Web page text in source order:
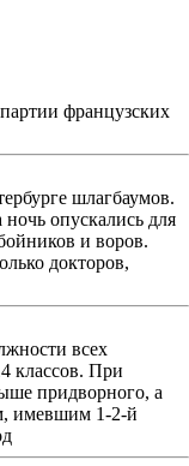
французских
шлагбаумов.
опускались для
и воров.
докторов,
всех
классов. При
придворного, а
имевшим 1-2-й